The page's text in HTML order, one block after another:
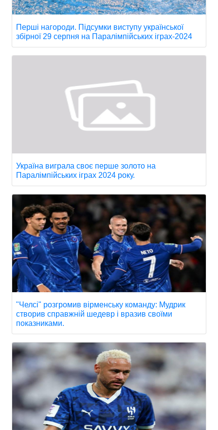
Перші нагороди. Підсумки виступу української
збірної 29 серпня на Паралімпійських іграх-2024
Україна виграла своє перше золото на
Паралімпійських іграх 2024 року.
"Челсі" розгромив вірменську команду: Мудрик
створив справжній шедевр і вразив своїми
показниками.